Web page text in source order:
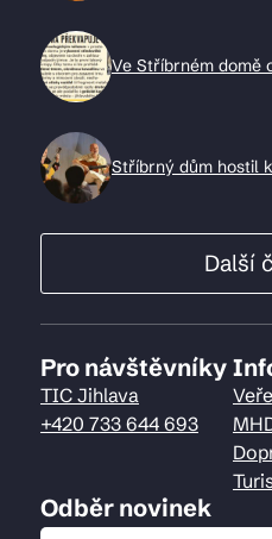
Ve Stříbrném domě
Stříbrný dům hostil
Další
Pro návštěvníky
TIC Jihlava
+420 733 644 693
Odběr novinek